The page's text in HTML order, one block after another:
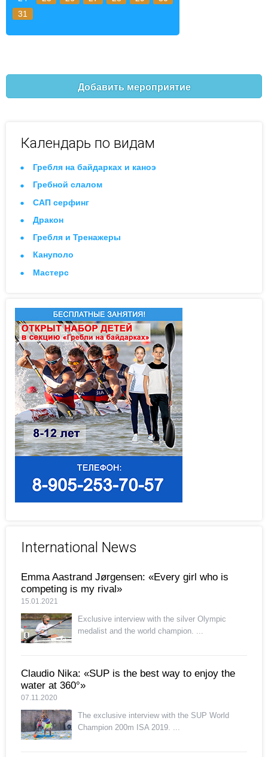
31
Добавить мероприятие
Календарь по видам
Гребля на байдарках и каноэ
Гребной слалом
САП серфинг
Дракон
Гребля и Тренажеры
Кануполо
Мастерс
International News
Emma Aastrand Jørgensen: «Every girl who is
competing is my rival»
15.01.2021
Exclusive interview with the silver Olympic
medalist and the world champion. ...
Claudio Nika: «SUP is the best way to enjoy the
water at 360°»
07.11.2020
The exclusive interview with the SUP World
Champion 200m ISA 2019. ...